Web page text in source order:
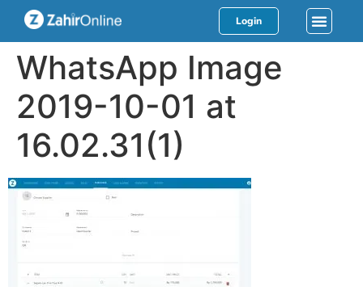
Login
WhatsApp Image
2019-10-01 at
16.02.31(1)